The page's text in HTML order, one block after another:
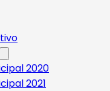
2020
2021